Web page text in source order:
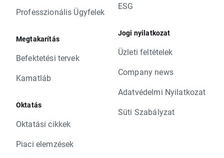
Professzionális Ügyfelek
Megtakarítás
Befektetési tervek
Kamatláb
Oktatás
Oktatási cikkek
Piaci elemzések
ESG
Jogi nyilatkozat
Üzleti feltételek
Company news
Adatvédelmi Nyilatkozat
Süti Szabályzat